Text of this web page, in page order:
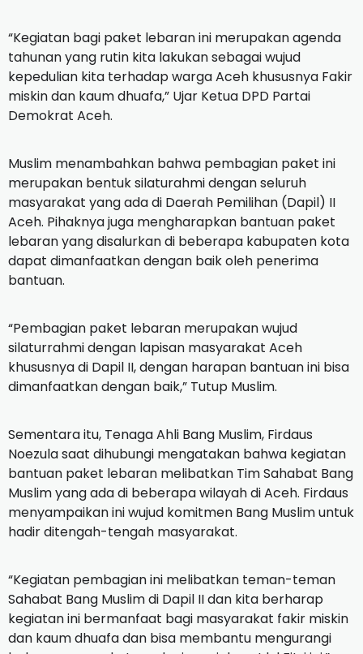
“Kegiatan bagi paket lebaran ini merupakan agenda
tahunan yang rutin kita lakukan sebagai wujud
kepedulian kita terhadap warga Aceh khususnya Fakir
miskin dan kaum dhuafa,” Ujar Ketua DPD Partai
Demokrat Aceh.
Muslim menambahkan bahwa pembagian paket ini
merupakan bentuk silaturahmi dengan seluruh
masyarakat yang ada di Daerah Pemilihan (Dapil) II
Aceh. Pihaknya juga mengharapkan bantuan paket
lebaran yang disalurkan di beberapa kabupaten kota
dapat dimanfaatkan dengan baik oleh penerima
bantuan.
“Pembagian paket lebaran merupakan wujud
silaturrahmi dengan lapisan masyarakat Aceh
khususnya di Dapil II, dengan harapan bantuan ini bisa
dimanfaatkan dengan baik,” Tutup Muslim.
Sementara itu, Tenaga Ahli Bang Muslim, Firdaus
Noezula saat dihubungi mengatakan bahwa kegiatan
bantuan paket lebaran melibatkan Tim Sahabat Bang
Muslim yang ada di beberapa wilayah di Aceh. Firdaus
menyampaikan ini wujud komitmen Bang Muslim untuk
hadir ditengah-tengah masyarakat.
“Kegiatan pembagian ini melibatkan teman-teman
Sahabat Bang Muslim di Dapil II dan kita berharap
kegiatan ini bermanfaat bagi masyarakat fakir miskin
dan kaum dhuafa dan bisa membantu mengurangi